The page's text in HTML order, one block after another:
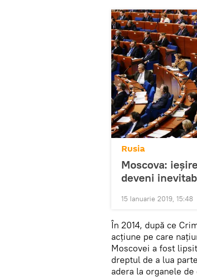
Rusia
Moscova:
deveni
15 Ianuarie 2019, 15:48
În 2014, după ce
acţiune pe care
Moscovei a fost
dreptul de a lua
adera la organele